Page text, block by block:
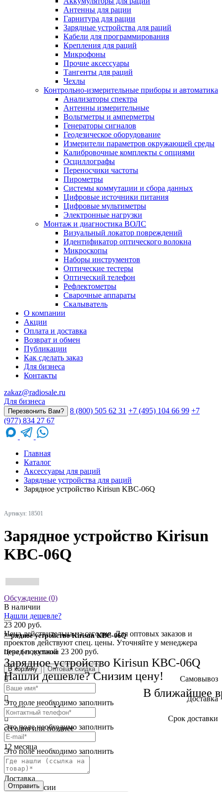
Антенны для рации
Гарнитура для рации
Зарядные устройства для раций
Кабели для программирования
Крепления для раций
Микрофоны
Прочие аксессуары
Тангенты для раций
Чехлы
Контрольно-измерительные приборы и автоматика
Анализаторы спектра
Антенны измерительные
Вольтметры и амперметры
Генераторы сигналов
Геодезическое оборудование
Измерители параметров окружающей среды
Калибровочные комплекты с опциями
Осциллографы
Переносчики частоты
Пирометры
Системы коммутации и сбора данных
Цифровые источники питания
Цифровые мультиметры
Электронные нагрузки
Монтаж и диагностика ВОЛС
Визуальный локатор повреждений
Идентификатор оптического волокна
Микроскопы
Наборы инструментов
Оптические тестеры
Оптический телефон
Рефлектометры
Сварочные аппараты
Скалыватель
О компании
Акции
Оплата и доставка
Возврат и обмен
Публикации
Как сделать заказ
Для бизнеса
Контакты
zakaz@radiosale.ru
Для бизнеса
Перезвонить Вам? 8 (800) 505 62 31 +7 (495) 104 66 99 +7
(977) 834 27 67
Главная
Каталог
Аксессуары для раций
Зарядные устройства для раций
Зарядное устройство Kirisun KBC-06Q
Артикул: 18501
Зарядное устройство Kirisun
KBC-06Q
Обсуждение (0)
Зарядное устройство Kirisun KBC-06Q
Цена без доставки 23 200 руб.
Зарядное устройство Kirisun KBC-06Q
Нашли дешевле? Снизим цену!
Это поле необходимо заполнить
Это поле необходимо заполнить
Это поле необходимо заполнить
Отправить
В наличии
Нашли дешевле?
В ближайшее
23 200 руб.
Цена действительна на сегодня. Для оптовых заказов и
проектов действуют спец. цены. Уточняйте у менеджера
перед покупкой
В корзину Оптовая скидка
Самовывоз
бесплатно
Доставка
от 250 руб. по Москве
Cрок доставки
сегодня или позднее
Гарантия
12 месяца
Обмен и возврат
2 недели
Доставка
по всей России